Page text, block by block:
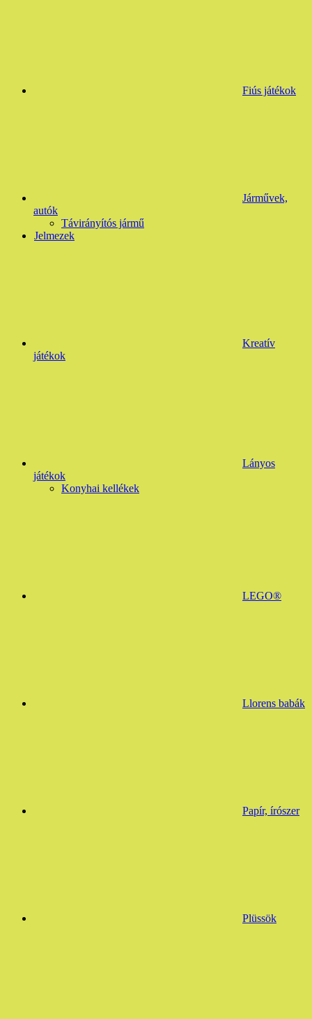
Fiús játékok
Járművek,
autók
Távirányítós jármű
Jelmezek
Kreatív
játékok
Lányos
játékok
Konyhai kellékek
LEGO®
Llorens babák
Papír, írószer
Plüssök